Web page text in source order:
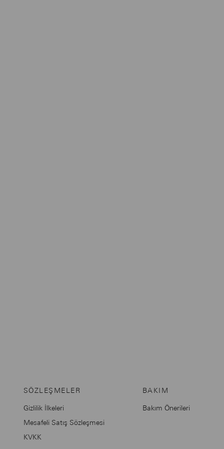
SÖZLEŞMELER
Gizlilik İlkeleri
Mesafeli Satış Sözleşmesi
KVKK
BAKIM
Bakım Önerileri